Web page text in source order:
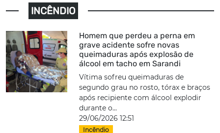
INCÊNDIO
Homem que perdeu a perna em
grave acidente sofre novas
queimaduras após explosão de
álcool em tacho em Sarandi
Vítima sofreu queimaduras de
segundo grau no rosto, tórax e braços
após recipiente com álcool explodir
durante o...
29/06/2026 12:51
Incêndio